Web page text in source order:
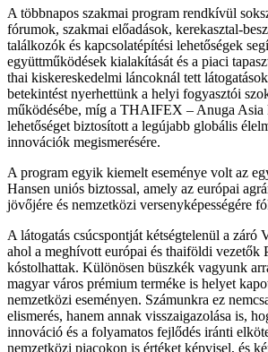
A többnapos szakmai program rendkívül
fórumok, szakmai előadások, kerekasztal-
találkozók és kapcsolatépítési lehetőségek
együttműködések kialakítását és a piaci
thai kiskereskedelmi láncoknál tett
betekintést nyerhettünk a helyi fogyasztói
működésébe, míg a THAIFEX – Anuga
lehetőséget biztosított a legújabb globális
innovációk megismerésére.
A program egyik kiemelt eseménye volt az
Hansen uniós biztossal, amely az európai
jövőjére és nemzetközi versenyképességére
A látogatás csúcspontját kétségtelenül a záró
ahol a meghívott európai és thaiföldi vezetők
kóstolhattak. Különösen büszkék vagyunk
magyar város prémium terméke is helyet
nemzetközi eseményen. Számunkra ez
elismerés, hanem annak visszaigazolása is,
innováció és a folyamatos fejlődés iránti
nemzetközi piacokon is értéket képvisel, és